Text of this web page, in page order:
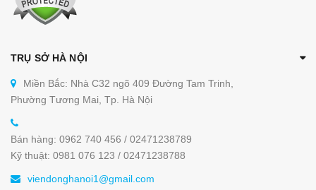
TRỤ SỞ HÀ NỘI
Miền Bắc: Nhà C32 ngõ 409 Đường Tam Trinh,
Phường Tương Mai, Tp. Hà Nội
Bán hàng: 0962 740 456 / 02471238789
Kỹ thuật: 0981 076 123 / 02471238788
viendonghanoi1@gmail.com